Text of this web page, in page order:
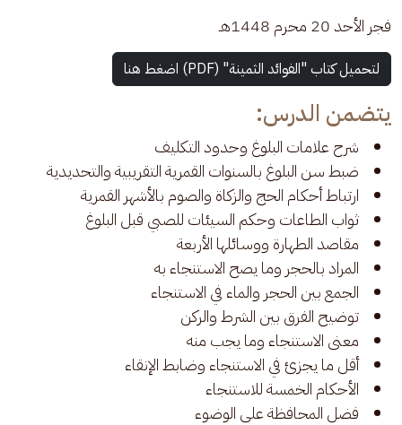
فجر الأحد 20 محرم 1448هـ
لتحميل كتاب "الفوائد الثمينة" (PDF) اضغط هنا
يتضمن الدرس:
شرح علامات البلوغ وحدود التكليف
ضبط سن البلوغ بالسنوات القمرية التقريبية والتحديدية
ارتباط أحكام الحج والزكاة والصوم بالأشهر القمرية
ثواب الطاعات وحكم السيئات للصبي قبل البلوغ
مقاصد الطهارة ووسائلها الأربعة
المراد بالحجر وما يصح الاستنجاء به
الجمع بين الحجر والماء في الاستنجاء
توضيح الفرق بين الشرط والركن
معنى الاستنجاء وما يجب منه
أقل ما يجزئ في الاستنجاء وضابط الإنقاء
الأحكام الخمسة للاستنجاء
فضل المحافظة على الوضوء